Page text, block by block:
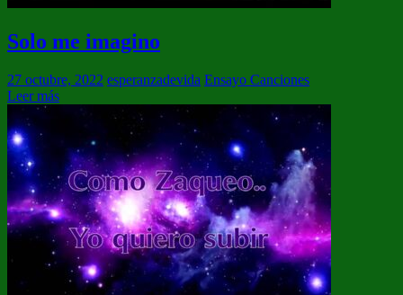
Solo me imagino
27 octubre, 2022 esperanzadevida Ensayo Canciones
Leer más